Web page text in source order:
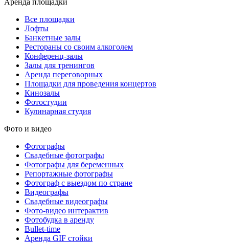
Все площадки
Лофты
Банкетные залы
Рестораны со своим алкоголем
Конференц-залы
Залы для тренингов
Аренда переговорных
Площадки для проведения концертов
Кинозалы
Фотостудии
Кулинарная студия
Фото и видео
Фотографы
Свадебные фотографы
Фотографы для беременных
Репортажные фотографы
Фотограф с выездом по стране
Видеографы
Свадебные видеографы
Фото-видео интерактив
Фотобудка в аренду
Bullet-time
Аренда GIF стойки